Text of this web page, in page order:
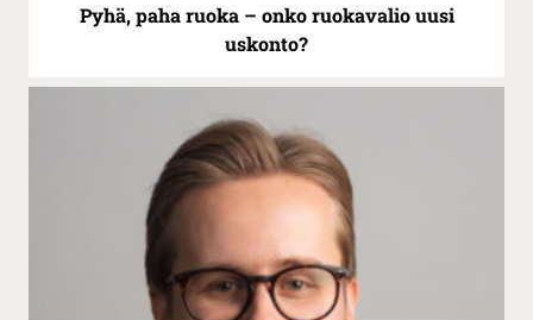
Pyhä, paha ruoka – onko ruokavalio uusi
uskonto?